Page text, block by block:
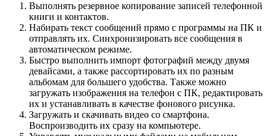
Выполнять резервное копирование записей телефонной
книги и контактов.
Набирать текст сообщений прямо с программы на ПК и
отправлять их. Синхронизировать все сообщения в
автоматическом режиме.
Быстро выполнить импорт фотографий между двумя
девайсами, а также рассортировать их по разным
альбомам для большего удобства. Также можно
загружать изображения на телефон с ПК, редактировать
их и устанавливать в качестве фонового рисунка.
Загружать и скачивать видео со смартфона.
Воспроизводить их сразу на компьютере.